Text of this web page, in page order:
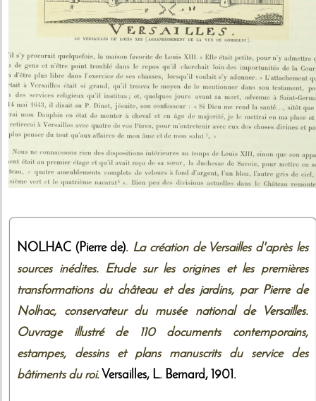
NOLHAC (Pierre de). La création de Versailles d'après les
sources inédites. Etude sur les origines et les premières
transformations du château et des jardins, par Pierre de
Nolhac, conservateur du musée national de Versailles.
Ouvrage illustré de 110 documents contemporains,
estampes, dessins et plans manuscrits du service des
bâtiments du roi. Versailles, L. Bernard, 1901 .